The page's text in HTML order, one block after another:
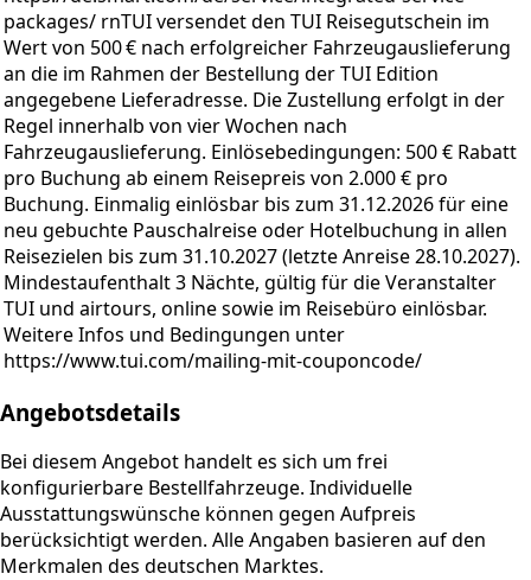
packages/ rnTUI versendet den TUI Reisegutschein im
Wert von 500 € nach erfolgreicher Fahrzeugauslieferung
an die im Rahmen der Bestellung der TUI Edition
angegebene Lieferadresse. Die Zustellung erfolgt in der
Regel innerhalb von vier Wochen nach
Fahrzeugauslieferung. Einlösebedingungen: 500 € Rabatt
pro Buchung ab einem Reisepreis von 2.000 € pro
Buchung. Einmalig einlösbar bis zum 31.12.2026 für eine
neu gebuchte Pauschalreise oder Hotelbuchung in allen
Reisezielen bis zum 31.10.2027 (letzte Anreise 28.10.2027).
Mindestaufenthalt 3 Nächte, gültig für die Veranstalter
TUI und airtours, online sowie im Reisebüro einlösbar.
Weitere Infos und Bedingungen unter
https://www.tui.com/mailing-mit-couponcode/
Angebotsdetails
Bei diesem Angebot handelt es sich um frei
konfigurierbare Bestellfahrzeuge. Individuelle
Ausstattungswünsche können gegen Aufpreis
berücksichtigt werden. Alle Angaben basieren auf den
Merkmalen des deutschen Marktes.